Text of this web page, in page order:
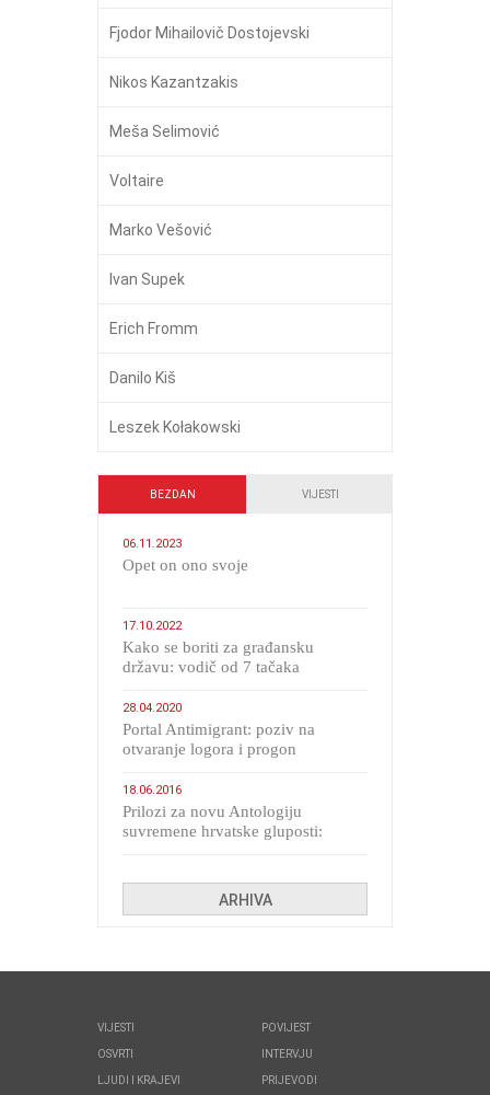
Fjodor Mihailovič Dostojevski
Nikos Kazantzakis
Meša Selimović
Voltaire
Marko Vešović
Ivan Supek
Erich Fromm
Danilo Kiš
Leszek Kołakowski
BEZDAN VIJESTI
06.11.2023
​Opet on ono svoje
17.10.2022
Kako se boriti za građansku
državu: vodič od 7 tačaka
28.04.2020
Portal Antimigrant: poziv na
otvaranje logora i progon
18.06.2016
Prilozi za novu Antologiju
suvremene hrvatske gluposti:
ARHIVA
VIJESTI
OSVRTI
LJUDI I KRAJEVI
POVIJEST
INTERVJU
PRIJEVODI